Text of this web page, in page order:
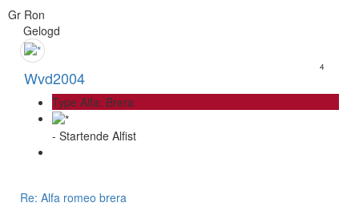
Gr Ron
Gelogd
Wvd2004
4
Type Alfa: Brera
- Startende Alfist
Re: Alfa romeo brera